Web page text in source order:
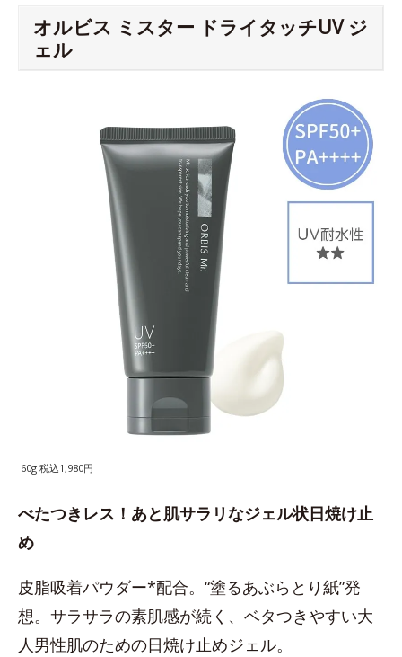
オルビス ミスター ドライタッチUV ジ
ェル
60g 税込1,980円
べたつきレス！あと肌サラリなジェル状日焼け止
め
皮脂吸着パウダー*配合。“塗るあぶらとり紙”発
想。サラサラの素肌感が続く、ベタつきやすい大
人男性肌のための日焼け止めジェル。